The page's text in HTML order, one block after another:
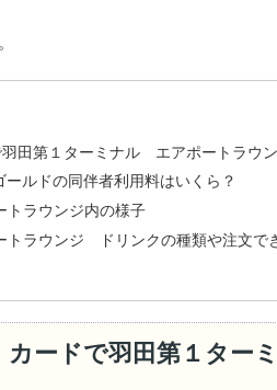
田第１ターミナル エアポートラウ
ルドの同伴者利用料はいくら？
トラウンジ内の様子
トラウンジ ドリンクの種類や注文で
ードで羽田第１ター